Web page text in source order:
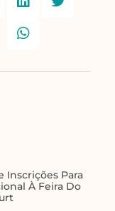
Inscrições Para
À Feira Do